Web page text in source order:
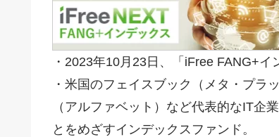
・2023年10月23日、「iFree FANG+
・米国のフェイスブック（メタ・プラ
（アルファベット）など代表的なIT企
とをめざすインデックスファンド。